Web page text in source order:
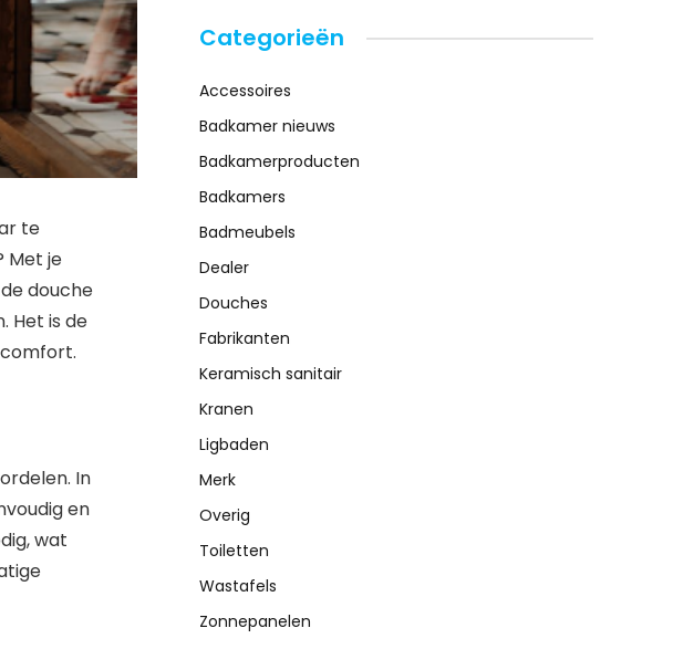
te
Met je
douche
Het is de
In
en
wat
Categorieën
Accessoires
Badkamer nieuws
Badkamerproducten
Badkamers
Badmeubels
Dealer
Douches
Fabrikanten
Keramisch sanitair
Kranen
Ligbaden
Merk
Overig
Toiletten
Wastafels
Zonnepanelen